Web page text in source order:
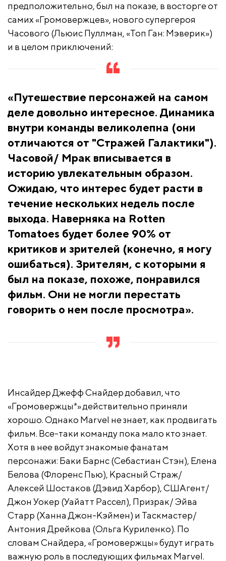
предположительно, был на показе, в восторге от
самих «Громовержцев», нового супергероя
Часового (Льюис Пуллман, «Топ Ган: Мэверик»)
и в целом приключений:
«Путешествие персонажей на самом
деле довольно интересное. Динамика
внутри команды великолепна (они
отличаются от "Стражей Галактики").
Часовой/ Мрак вписывается в
историю увлекательным образом.
Ожидаю, что интерес будет расти в
течение нескольких недель после
выхода. Наверняка на Rotten
Tomatoes будет более 90% от
критиков и зрителей (конечно, я могу
ошибаться). Зрителям, с которыми я
был на показе, похоже, понравился
фильм. Они не могли перестать
говорить о нем после просмотра».
Инсайдер Джефф Снайдер добавил, что
«Громовержцы*» действительно приняли
хорошо. Однако Marvel не знает, как продвигать
фильм. Все-таки команду пока мало кто знает.
Хотя в нее войдут знакомые фанатам
персонажи: Баки Барнс (Себастиан Стэн), Елена
Белова (Флоренс Пью), Красный Страж/
Алексей Шостаков (Дэвид Харбор), СШАгент/
Джон Уокер (Уайатт Рассел), Призрак/ Эйва
Старр (Ханна Джон-Кэймен) и Таскмастер/
Антония Дрейкова (Ольга Куриленко). По
словам Снайдера, «Громовержцы» будут играть
важную роль в последующих фильмах Marvel.